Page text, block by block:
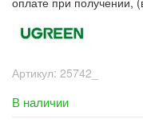
Артикул: 25742_
В наличии